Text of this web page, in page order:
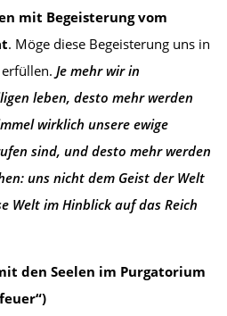
mit Begeisterung vom
. Möge diese Begeisterung uns in
Je mehr wir in
leben, desto mehr werden
wirklich unsere ewige
sind, und desto mehr werden
uns nicht dem Geist der Welt
Welt im Hinblick auf das Reich
den Seelen im Purgatorium